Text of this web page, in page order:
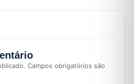
Campos obrigatórios são